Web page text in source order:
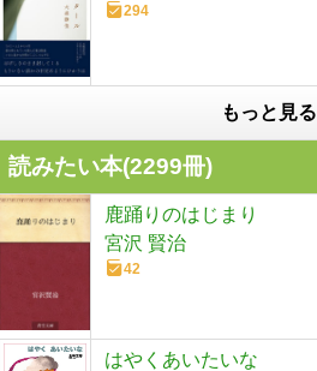
294
もっと見る
読みたい本(2299冊)
鹿踊りのはじまり
宮沢 賢治
42
はやくあいたいな